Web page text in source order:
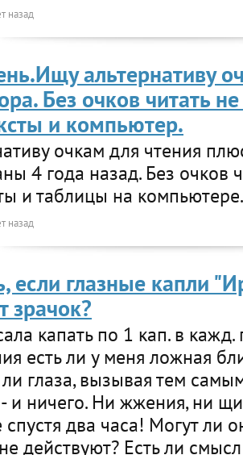
назад
альтернативу
Без очков читать
и компьютер.
очкам для чтения
4 года назад. Без очков
и таблицы на
назад
если глазные капли
зрачок?
капать по 1 кап. в кажд.
есть ли у меня ложная
глаза, вызывая тем
и ничего. Ни жжения, ни
два часа! Могут ли
действуют? Есть ли